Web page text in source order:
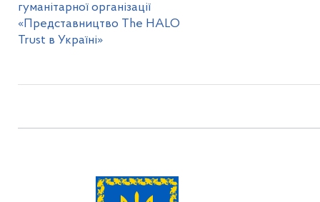
гуманітарної організації
«Представництво The HALO
Trust в Україні»